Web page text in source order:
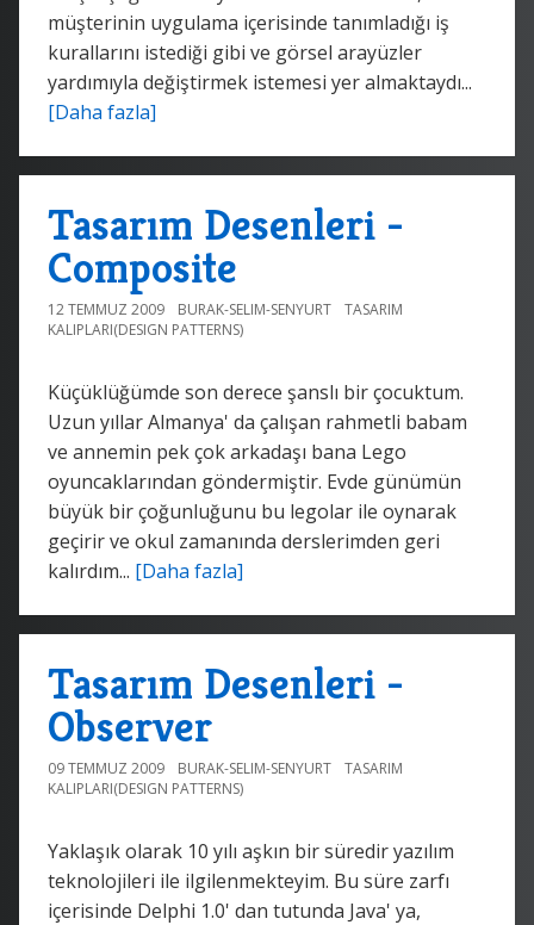
müşterinin uygulama içerisinde tanımladığı iş
kurallarını istediği gibi ve görsel arayüzler
yardımıyla değiştirmek istemesi yer almaktaydı...
[Daha fazla]
Tasarım Desenleri -
Composite
12 TEMMUZ 2009 BURAK-SELIM-SENYURT
TASARIM
KALIPLARI(DESIGN PATTERNS)
Küçüklüğümde son derece şanslı bir çocuktum.
Uzun yıllar Almanya' da çalışan rahmetli babam
ve annemin pek çok arkadaşı bana Lego
oyuncaklarından göndermiştir. Evde günümün
büyük bir çoğunluğunu bu legolar ile oynarak
geçirir ve okul zamanında derslerimden geri
kalırdım... [Daha fazla]
Tasarım Desenleri -
Observer
09 TEMMUZ 2009 BURAK-SELIM-SENYURT
TASARIM
KALIPLARI(DESIGN PATTERNS)
Yaklaşık olarak 10 yılı aşkın bir süredir yazılım
teknolojileri ile ilgilenmekteyim. Bu süre zarfı
içerisinde Delphi 1.0' dan tutunda Java' ya,